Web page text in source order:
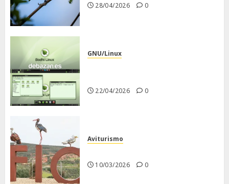
28/04/2026 0
GNU/Linux
22/04/2026 0
Aviturismo
10/03/2026 0